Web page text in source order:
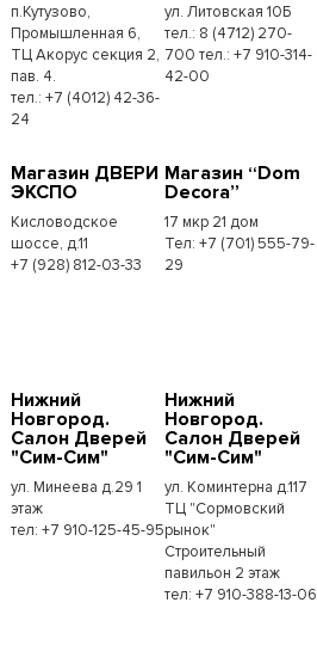
п.Кутузово,
Промышленная 6,
ТЦ Акорус секция 2,
пав. 4.
тел.: +7 (4012) 42-36-
24
ул. Литовская 10Б
тел.: 8 (4712) 270-
700 тел.: +7 910-314-
42-00
Магазин ДВЕРИ
ЭКСПО
Кисловодское
шоссе, д.11
+7 (928) 812-03-33
Магазин “Dom
Decora”
17 мкр 21 дом
Тел: +7 (701) 555-79-
29
Нижний
Новгород.
Салон Дверей
"Сим-Сим"
ул. Минеева д.29 1
этаж
тел: +7 910-125-45-95
Нижний
Новгород.
Салон Дверей
"Сим-Сим"
ул. Коминтерна д.117
ТЦ "Сормовский
рынок"
Строительный
павильон 2 этаж
тел: +7 910-388-13-06